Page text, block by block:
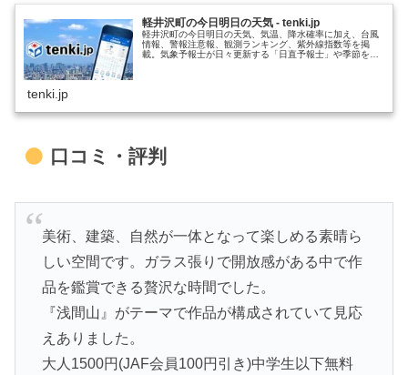
軽井沢町の今日明日の天気 - tenki.jp
軽井沢町の今日明日の天気、気温、降水確率に加え、台風
情報、警報注意報、観測ランキング、紫外線指数等を掲
載。気象予報士が日々更新する「日直予報士」や季節を楽
tenki.jp
口コミ・評判
美術、建築、自然が一体となって楽しめる素晴ら
しい空間です。ガラス張りで開放感がある中で作
品を鑑賞できる贅沢な時間でした。
『浅間山』がテーマで作品が構成されていて見応
えありました。
大人1500円(JAF会員100円引き)中学生以下無料